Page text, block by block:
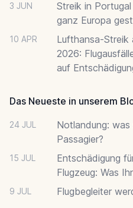
3 JUN
Streik in
ganz Europa
10 APR
Lufthansa-Streik
2026:
auf
Das Neueste in unserem
24 JUL
Notlandung:
Passagier?
15 JUL
Entschädigung
Flugzeug: Was
9 JUL Flugbegleiter